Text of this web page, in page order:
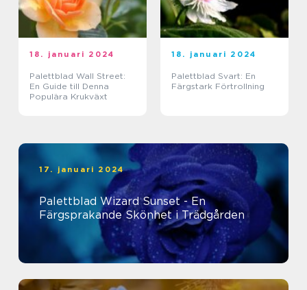
18. januari 2024
Palettblad Wall Street:
En Guide till Denna
Populära Krukväxt
18. januari 2024
Palettblad Svart: En
Färgstark Förtrollning
17. januari 2024
Palettblad Wizard Sunset - En
Färgsprakande Skönhet i Trädgården